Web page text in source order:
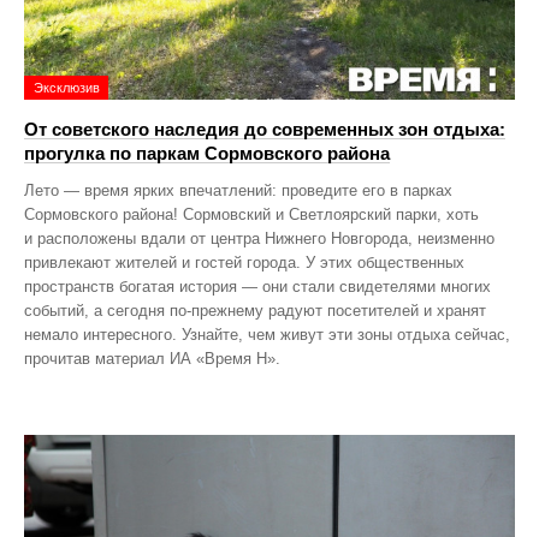
Эксклюзив
От советского наследия до современных зон отдыха:
прогулка по паркам Сормовского района
Лето — время ярких впечатлений: проведите его в парках
Сормовского района! Сормовский и Светлоярский парки, хоть
и расположены вдали от центра Нижнего Новгорода, неизменно
привлекают жителей и гостей города. У этих общественных
пространств богатая история — они стали свидетелями многих
событий, а сегодня по‑прежнему радуют посетителей и хранят
немало интересного. Узнайте, чем живут эти зоны отдыха сейчас,
прочитав материал ИА «Время Н».